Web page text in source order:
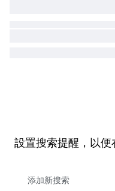
設置搜索提醒，以便